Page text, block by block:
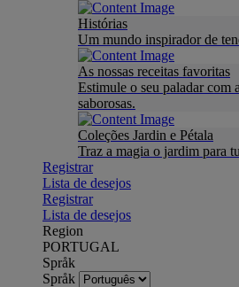
Histórias
Um mundo inspirador de
As nossas receitas favoritas
Estimule o seu paladar com
saborosas.
Coleções Jardin e Pétala
Traz a magia o jardim para
Registrar
Lista de desejos
Registrar
Lista de desejos
Region
PORTUGAL
Språk
Språk